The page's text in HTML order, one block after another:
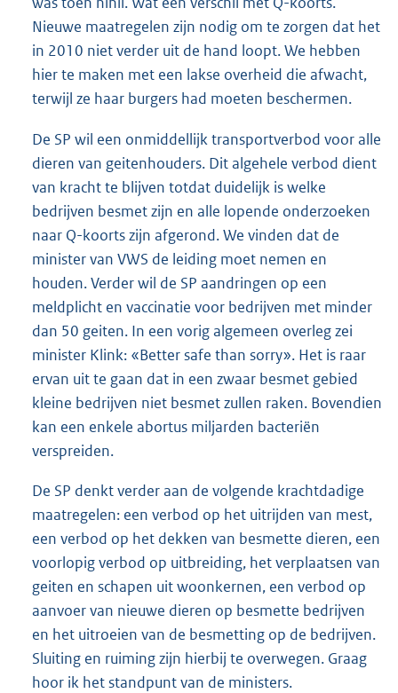
Nieuwe maatregelen zijn nodig om te zorgen dat het
in 2010 niet verder uit de hand loopt. We hebben
hier te maken met een lakse overheid die afwacht,
terwijl ze haar burgers had moeten beschermen.
De SP wil een onmiddellijk transportverbod voor alle
dieren van geitenhouders. Dit algehele verbod dient
van kracht te blijven totdat duidelijk is welke
bedrijven besmet zijn en alle lopende onderzoeken
naar Q-koorts zijn afgerond. We vinden dat de
minister van VWS de leiding moet nemen en
houden. Verder wil de SP aandringen op een
meldplicht en vaccinatie voor bedrijven met minder
dan 50 geiten. In een vorig algemeen overleg zei
minister Klink: «Better safe than sorry». Het is raar
ervan uit te gaan dat in een zwaar besmet gebied
kleine bedrijven niet besmet zullen raken. Bovendien
kan een enkele abortus miljarden bacteriën
verspreiden.
De SP denkt verder aan de volgende krachtdadige
maatregelen: een verbod op het uitrijden van mest,
een verbod op het dekken van besmette dieren, een
voorlopig verbod op uitbreiding, het verplaatsen van
geiten en schapen uit woonkernen, een verbod op
aanvoer van nieuwe dieren op besmette bedrijven
en het uitroeien van de besmetting op de bedrijven.
Sluiting en ruiming zijn hierbij te overwegen. Graag
hoor ik het standpunt van de ministers.